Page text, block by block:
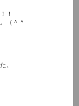
！
（＾＾
。